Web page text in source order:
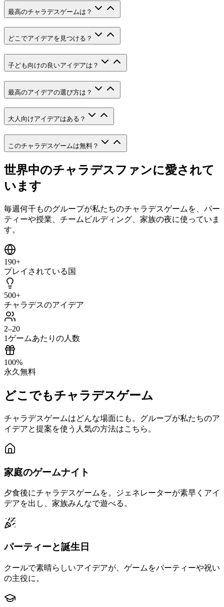
最高のチャラデスゲームは？
どこでアイデアを見つける？
子ども向けの良いアイデアは？
最高のアイデアの選び方は？
大人向けアイデアはある？
このチャラデスゲームは無料？
世界中のチャラデスファンに愛されて
います
毎週何千ものグループが私たちのチャラデスゲームを、パー
ティーや授業、チームビルディング、家族の夜に使っていま
す。
190+
プレイされている国
500+
チャラデスのアイデア
2–20
1ゲームあたりの人数
100%
永久無料
どこでもチャラデスゲーム
チャラデスゲームはどんな場面にも。グループが私たちのア
イデアと提案を使う人気の方法はこちら。
家庭のゲームナイト
夕食後にチャラデスゲームを。ジェネレーターが素早くアイ
デアを出し、家族みんなで遊べる。
パーティーと誕生日
クールで素晴らしいアイデアが、ゲームをパーティーや祝い
の主役に。